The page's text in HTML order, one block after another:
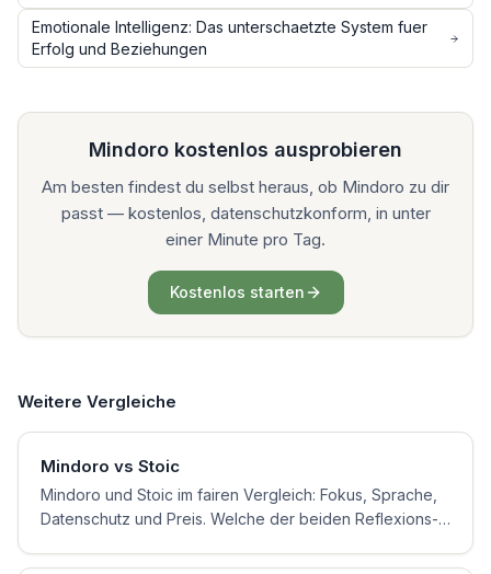
Emotionale Intelligenz: Das unterschaetzte System fuer
Erfolg und Beziehungen
Mindoro kostenlos ausprobieren
Am besten findest du selbst heraus, ob Mindoro zu dir
passt — kostenlos, datenschutzkonform, in unter
einer Minute pro Tag.
Kostenlos starten
Weitere Vergleiche
Mindoro vs Stoic
Mindoro und Stoic im fairen Vergleich: Fokus, Sprache,
Datenschutz und Preis. Welche der beiden Reflexions-